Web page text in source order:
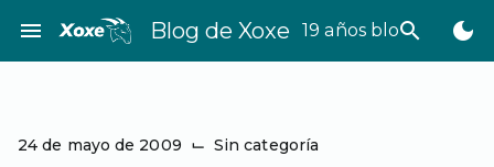
contenido
menu Blog de Xoxe 19 años bloggeando
search dark_mode
24 de mayo de 2009 ⌙ Sin categoría